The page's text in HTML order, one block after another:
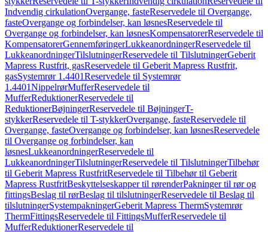
Indvendig cirkulationOvergange, fasteReservedele til Overgange,
fasteOvergange og forbindelser, kan løsnesReservedele til
Overgange og forbindelser, kan løsnesKompensatorerReservedele til
KompensatorerGennemføringerLukkeanordningerReservedele til
LukkeanordningerTilslutningerReservedele til TilslutningerGeberit
Mapress Rustfrit, gasReservedele til Geberit Mapress Rustfrit,
gasSystemrør 1.4401Reservedele til Systemrør
1.4401NippelrørMufferReservedele til
MufferReduktionerReservedele til
ReduktionerBøjningerReservedele til BøjningerT-
stykkerReservedele til T-stykkerOvergange, fasteReservedele til
Overgange, fasteOvergange og forbindelser, kan løsnesReservedele
til Overgange og forbindelser, kan
løsnesLukkeanordningerReservedele til
LukkeanordningerTilslutningerReservedele til TilslutningerTilbehør
til Geberit Mapress RustfritReservedele til Tilbehør til Geberit
Mapress RustfritBeskyttelseskapper til rørenderPakninger til rør og
fittingsBeslag til rørBeslag til tilslutningerReservedele til Beslag til
tilslutningerSystempakningerGeberit Mapress ThermSystemrør
ThermFittingsReservedele til FittingsMufferReservedele til
MufferReduktionerReservedele til